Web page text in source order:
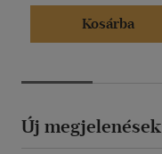
Kosárba
Új megjelenések